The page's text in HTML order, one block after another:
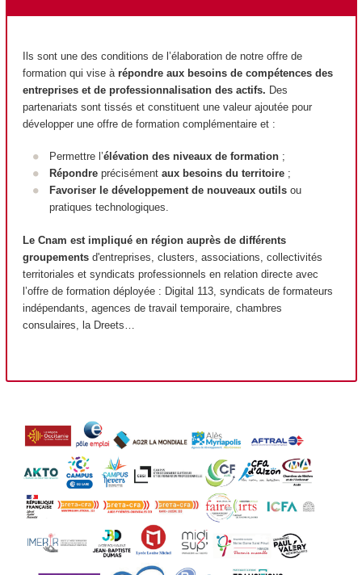
Ils sont une des conditions de l’élaboration de notre offre de
formation qui vise à répondre aux besoins de compétences des
entreprises et de professionnalisation des actifs. Des
partenariats sont tissés et constituent une valeur ajoutée pour
développer une offre de formation complémentaire et :
Permettre l’élévation des niveaux de formation;
Répondreprécisément aux besoins du territoire;
Favoriser le développement de nouveaux outilsou
pratiques technologiques.
Le Cnam est impliqué en région auprès de différents
groupements d'entreprises, clusters, associations, collectivités
territoriales et syndicats professionnels en relation directe avec
l’offre de formation déployée : Digital 113, syndicats de formateurs
indépendants, agences de travail temporaire, chambres
consulaires, la Dreets…